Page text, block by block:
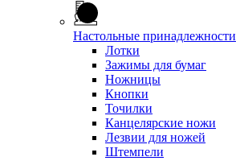
Настольные принадлежности
Лотки
Зажимы для бумаг
Ножницы
Кнопки
Точилки
Канцелярские ножи
Лезвии для ножей
Штемпели